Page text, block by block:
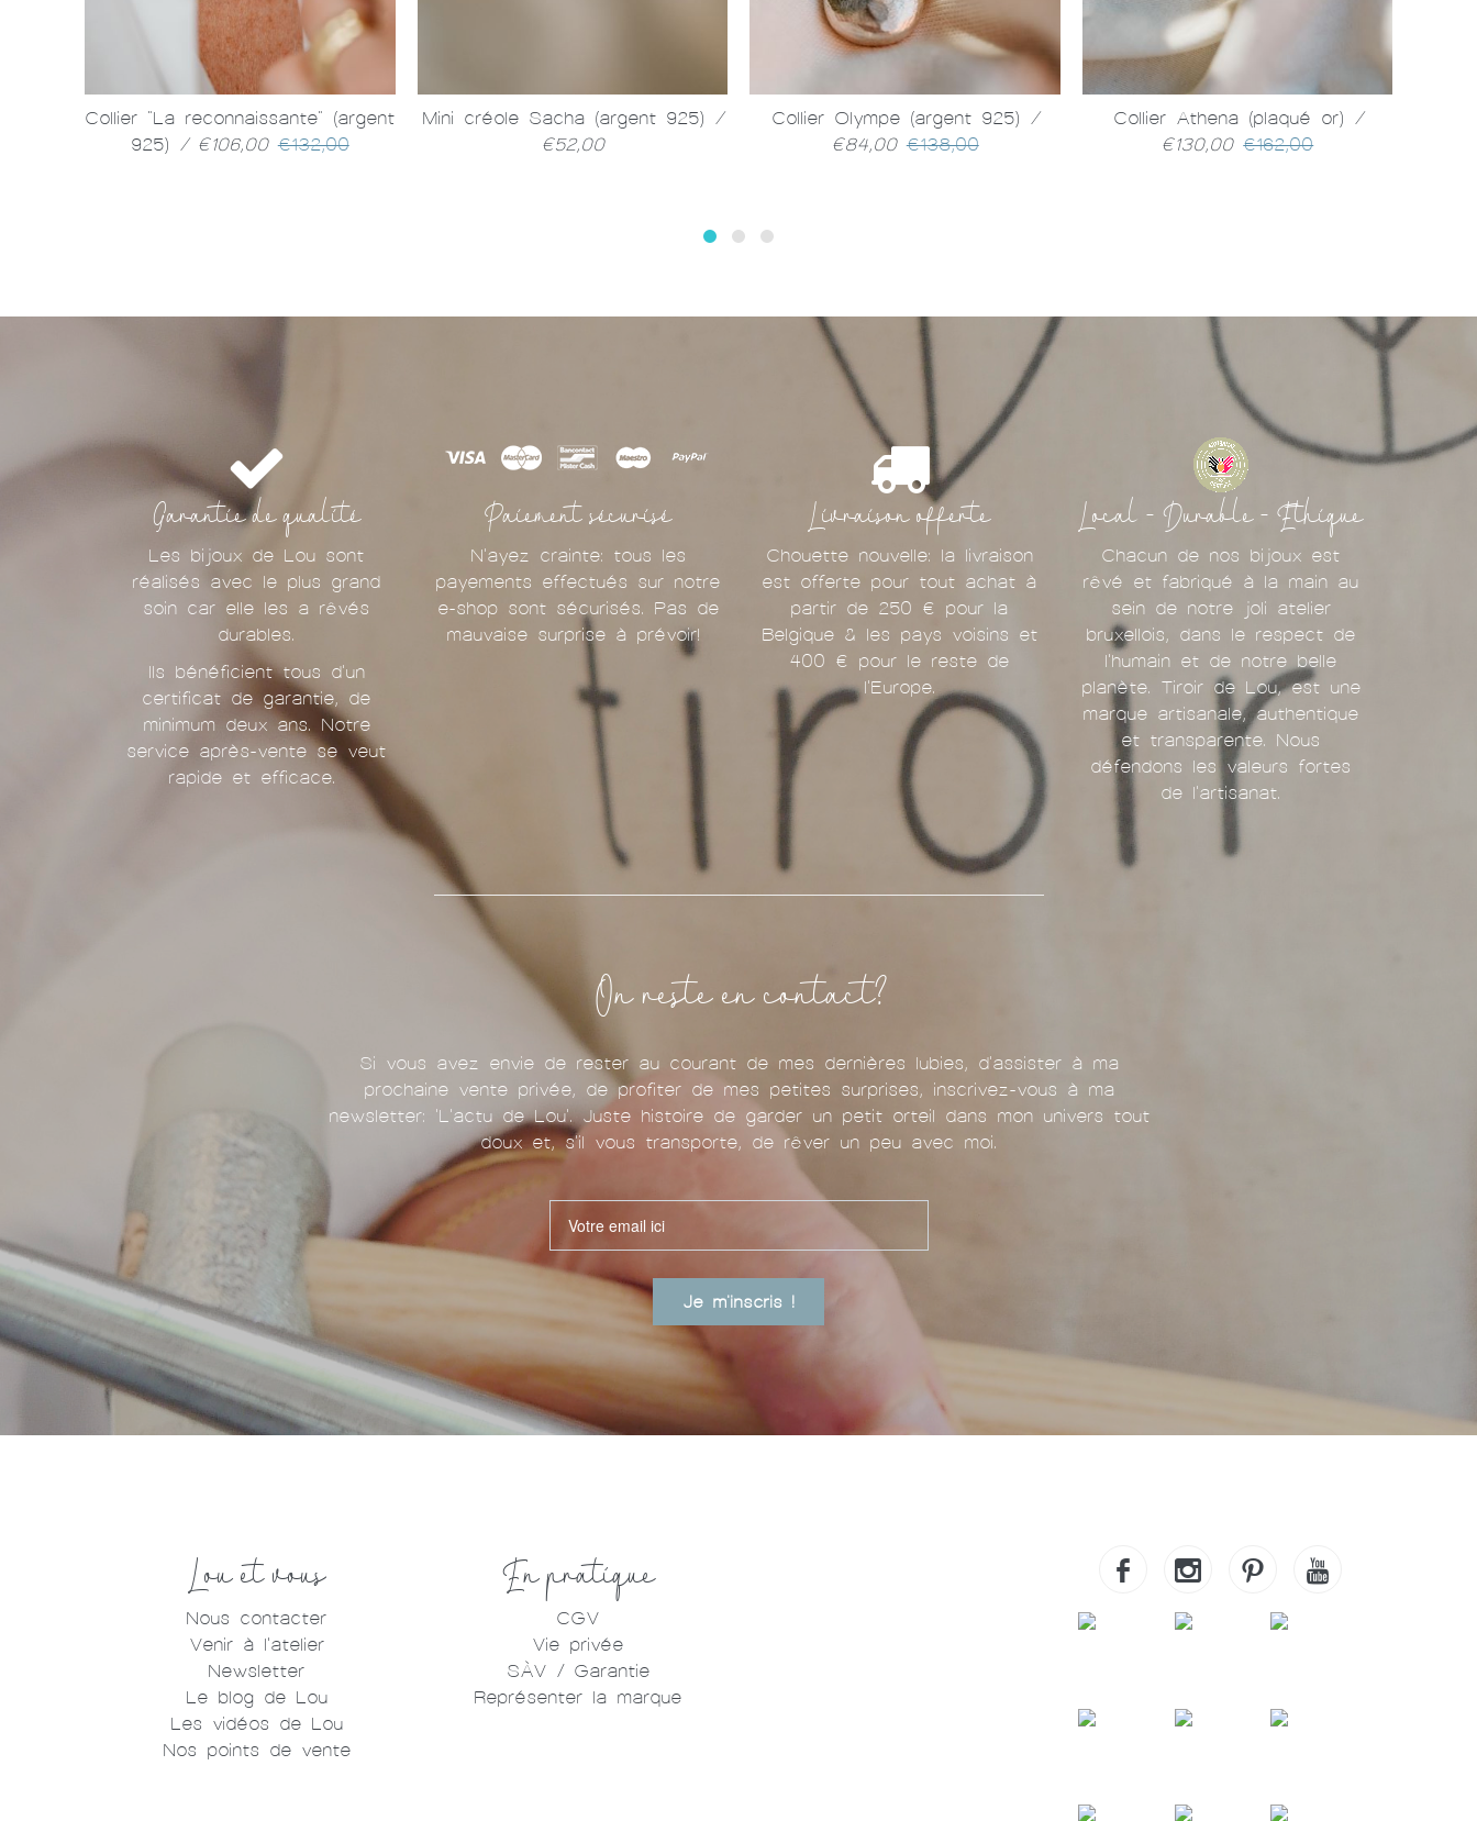
Collier "La reconnaissante" (argent
925)
/ €106,00 €132,00
Mini créole Sacha (argent 925) /
€52,00
Collier Olympe (argent 925) /
€84,00 €138,00
Collier Athena (plaqué or)
/
€130,00 €162,00
Garantie de qualité
Les bijoux de Lou sont
réalisés avec le plus grand
soin car elle les a rêvés
durables.
Ils bénéficient tous d'un
certificat de garantie, de
minimum deux ans. Notre
service après-vente se veut
rapide et efficace.
Paiement sécurisé
N'ayez crainte: tous les
payements effectués sur notre
e-shop sont sécurisés. Pas de
mauvaise surprise à prévoir!
Livraison offerte
Chouette nouvelle: la livraison
est offerte pour tout achat à
partir de 250 € pour la
Belgique & les pays voisins et
400 € pour le reste de
l'Europe.
Local - Durable - Ethique
Chacun de nos bijoux est
rêvé et fabriqué à la main au
sein de notre joli atelier
bruxellois, dans le respect de
l'humain et de notre belle
planète. Tiroir de Lou, est une
marque artisanale, authentique
et transparente. Nous
défendons les valeurs fortes
de l'artisanat.
On reste en contact?
Si vous avez envie de rester au courant de mes dernières lubies, d'assister à ma
prochaine vente privée, de profiter de mes petites surprises, inscrivez-vous à ma
newsletter: 'L'actu de Lou'. Juste histoire de garder un petit orteil dans mon univers tout
doux et, s'il vous transporte, de rêver un peu avec moi.
Je m'inscris !
Lou et vous
Nous contacter
Venir à l'atelier
Newsletter
Le blog de Lou
Les vidéos de Lou
Nos points de vente
En pratique
CGV
Vie privée
SÀV / Garantie
Représenter la marque